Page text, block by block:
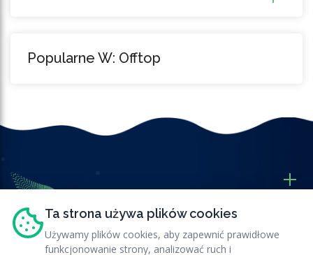
Popularne W: Offtop
Ta strona używa plików cookies
Używamy plików cookies, aby zapewnić prawidłowe
funkcjonowanie strony, analizować ruch i